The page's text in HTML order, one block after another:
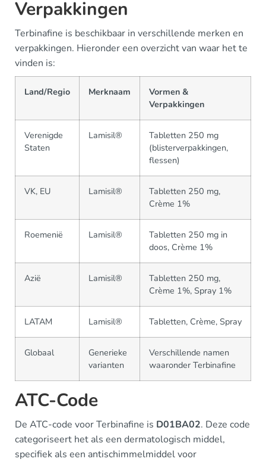
Verpakkingen
Terbinafine is beschikbaar in verschillende merken en
verpakkingen. Hieronder een overzicht van waar het te
vinden is:
Land/Regio Merknaam
Vormen &
Verpakkingen
Verenigde
Staten
Lamisil®
Tabletten 250 mg
(blisterverpakkingen,
flessen)
VK, EU Lamisil®
Tabletten 250 mg,
Crème 1%
Roemenië Lamisil®
Tabletten 250 mg in
doos, Crème 1%
Azië Lamisil®
Tabletten 250 mg,
Crème 1%, Spray 1%
LATAM Lamisil® Tabletten, Crème, Spray
Globaal
Generieke
varianten
Verschillende namen
waaronder Terbinafine
ATC-Code
De ATC-code voor Terbinafine is D01BA02. Deze code
categoriseert het als een dermatologisch middel,
specifiek als een antischimmelmiddel voor